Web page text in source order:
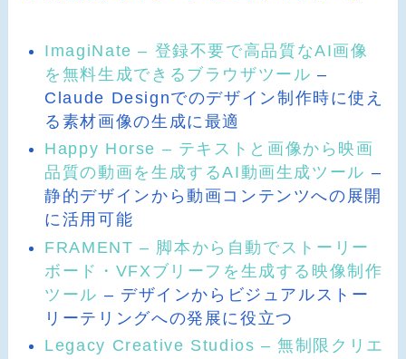
ImagiNate – 登録不要で高品質なAI画像
を無料生成できるブラウザツール –
Claude Designでのデザイン制作時に使え
る素材画像の生成に最適
Happy Horse – テキストと画像から映画
品質の動画を生成するAI動画生成ツール –
静的デザインから動画コンテンツへの展開
に活用可能
FRAMENT – 脚本から自動でストーリー
ボード・VFXブリーフを生成する映像制作
ツール – デザインからビジュアルストー
リーテリングへの発展に役立つ
Legacy Creative Studios – 無制限クリエ